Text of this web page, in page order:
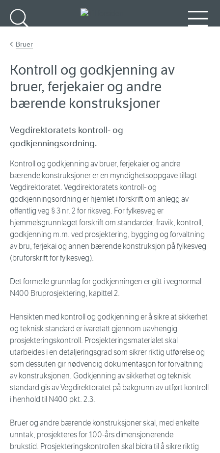
Bruer
Kontroll og godkjenning av
bruer, ferjekaier og andre
bærende konstruksjoner
Vegdirektoratets kontroll- og
godkjenningsordning.
Kontroll og godkjenning av bruer, ferjekaier og andre
bærende konstruksjoner er en myndighetsoppgave tillagt
Vegdirektoratet. Vegdirektoratets kontroll- og
godkjenningsordning er hjemlet i forskrift om anlegg av
offentlig veg § 3 nr. 2 for riksveg. For fylkesveg er
hjemmelsgrunnlaget forskrift om standarder, fravik, kontroll,
godkjenning m.m. ved prosjektering, bygging og forvaltning
av bru, ferjekai og annen bærende konstruksjon på fylkesveg
(bruforskrift for fylkesveg).
Det formelle grunnlag for godkjenningen er gitt i vegnormal
N400 Bruprosjektering, kapittel 2.
Hensikten med kontroll og godkjenning er å sikre at sikkerhet
og teknisk standard er ivaretatt gjennom uavhengig
prosjekteringskontroll. Prosjekteringsmaterialet skal
utarbeides i en detaljeringsgrad som sikrer riktig utførelse og
som dessuten gir nødvendig dokumentasjon for forvaltning
av konstruksjonen. Godkjenning av sikkerhet og teknisk
standard gis av Vegdirektoratet på bakgrunn av utført kontroll
i henhold til N400 pkt. 2.3.
Bruer og andre bærende konstruksjoner skal, med enkelte
unntak, prosjekteres for 100-års dimensjonerende
brukstid. Prosjekteringskontrollen skal bidra til å sikre riktig